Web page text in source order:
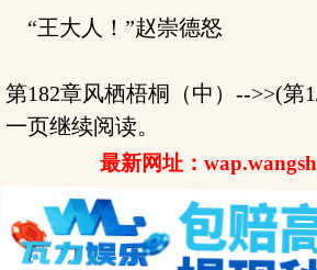
“王大人！”赵崇德怒
第182章风栖梧桐（中）-->>(第
一页继续阅读。
最新网址：